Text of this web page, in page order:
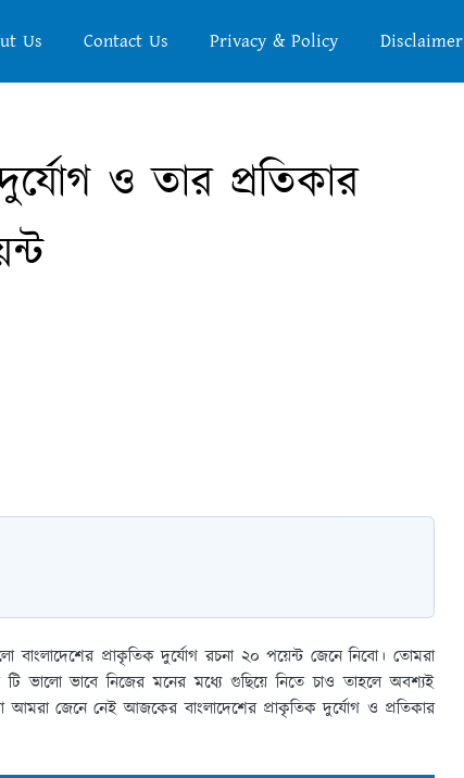
Us Contact Us Privacy & Policy Disclaimer
ও তার প্রতিকার
বাংলাদেশের প্রাকৃতিক দুর্যোগ রচনা ২০ পয়েন্ট জেনে নিবো। তোমরা
টি ভালো ভাবে নিজের মনের মধ্যে গুছিয়ে নিতে চাও তাহলে অবশ্যই
আমরা জেনে নেই আজকের বাংলাদেশের প্রাকৃতিক দুর্যোগ ও প্রতিকার